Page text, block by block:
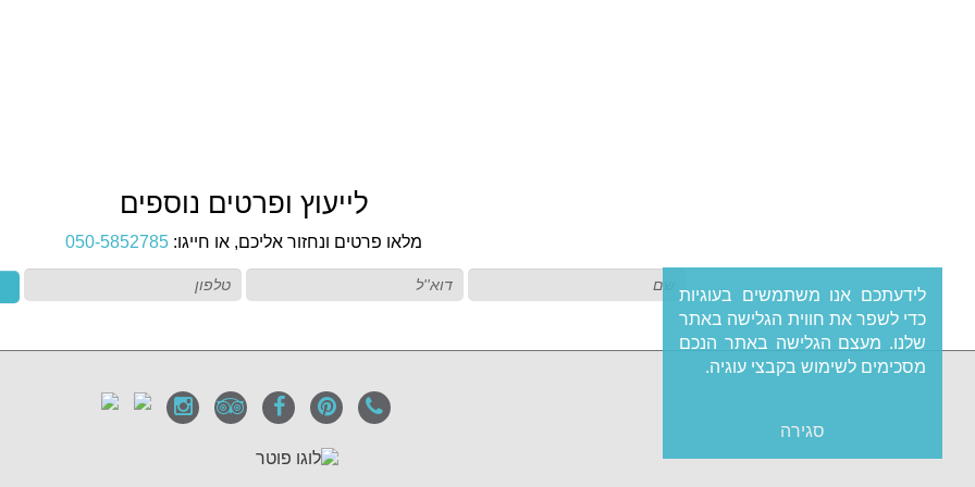
לייעוץ ופרטים נוספים
מלאו פרטים ונחזור אליכם, או חייגו: 050-5852785
לידעתכם אנו משתמשים בעוגיות
כדי לשפר את חווית הגלישה באתר
שלנו. מעצם הגלישה באתר הנכם
מסכימים לשימוש בקבצי עוגיה.
סגירה